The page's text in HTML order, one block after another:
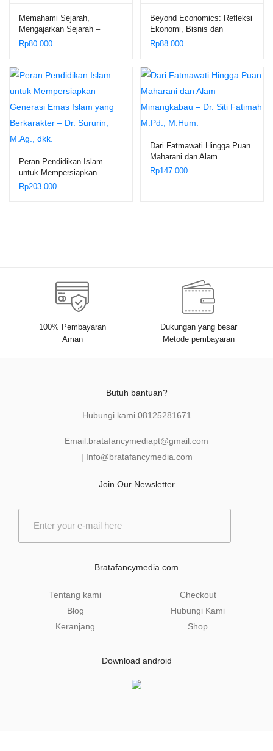
Memahami Sejarah,
Mengajarkan Sejarah –
Mohamad Zaenal Arifin Anis
dan Heri Susanto
Rp80.000
Beyond Economics: Refleksi
Ekonomi, Bisnis dan
Keuangan dalam Bingkai Al-
Qur’an – M. Luthfi Hamidi
Rp88.000
Peran Pendidikan Islam
untuk Mempersiapkan
Generasi Emas Islam yang
Rp203.000
Dari Fatmawati Hingga Puan
Maharani dan Alam
Minangkabau – Dr. Siti
Rp147.000
100% Pembayaran
Aman
Dukungan yang besar
Metode pembayaran
Butuh bantuan?
Hubungi kami 08125281671
Email:bratafancymediapt@gmail.com
| Info@bratafancymedia.com
Join Our Newsletter
Bratafancymedia.com
Tentang kami
Blog
Keranjang
Checkout
Hubungi Kami
Shop
Download android